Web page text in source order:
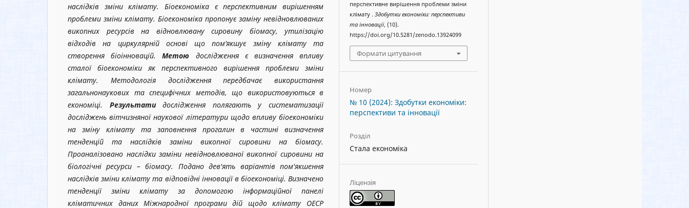
наслідків зміни клімату. Біоекономіка є перспективним вирішенням
проблеми зміни клімату. Біоекономіка пропонує заміну невідновлюваних
викопних ресурсів на відновлювану сировину біомасу, утилізацію
відходів на циркулярній основі що пом’якшує зміну клімату та
створення біоінновацій.Метою дослідження є визначення впливу
сталої біоекономіки як перспективного вирішення проблеми зміни
клімату. Методологія дослідженняпередбачає використання
загальнонаукових та специфічних методів, що використовуються в
економіці. Результатидослідження полягають у систематизації
досліджень вітчизняної наукової літератури щодо впливу біоекономіки
на зміну клімату та заповнення прогалин в частині визначення
тенденцій та наслідків заміни викопної сировини на біомасу.
Проаналізовано наслідки заміни невідновлюваної викопної сировини на
біологічні ресурси – біомасу. Подано дев'ять варіантів пом'якшення
наслідків зміни клімату та відповідні інновації в біоекономіці. Визначено
тенденції зміни клімату за допомогою інформаційної панелі
кліматичних даних Міжнародної програми дій щодо клімату OECP
перспективне вирішення проблеми зміни
клімату .Здобутки економіки: перспективи
та інновації, (10).
https://doi.org/10.5281/zenodo.13924099
Формати цитування
Номер
№ 10 (2024): Здобутки економіки:
перспективи та інновації
Розділ
Стала економіка
Ліцензія